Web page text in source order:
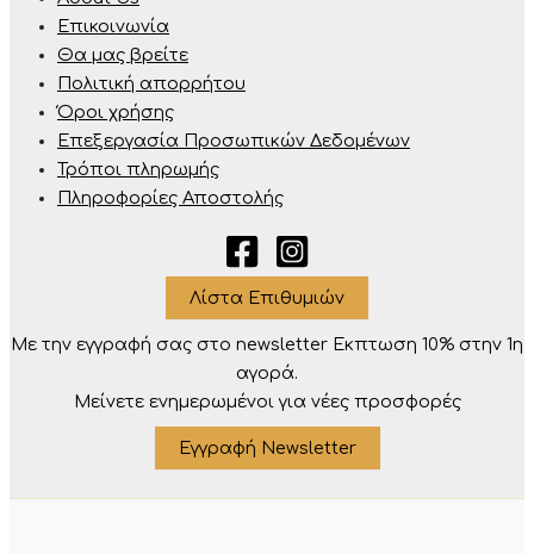
Επικοινωνία
Θα μας βρείτε
Πολιτική απορρήτου
Όροι χρήσης
Επεξεργασία Προσωπικών Δεδομένων
Τρόποι πληρωμής
Πληροφορίες Αποστολής
Λίστα Επιθυμιών
Με την εγγραφή σας στο newsletter Eκπτωση 10% στην 1η
αγορά.
Μείνετε ενημερωμένοι για νέες προσφορές
Εγγραφή Newsletter